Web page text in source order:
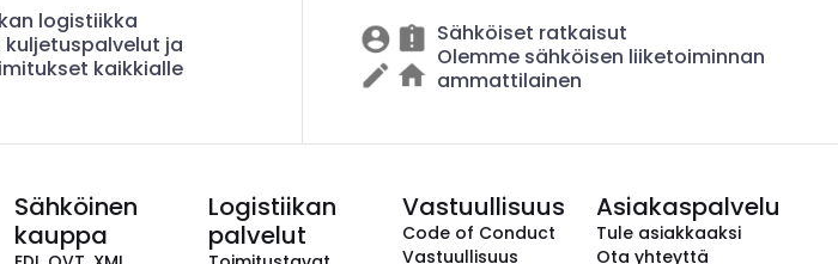
logistiikka
ja
kaikkialle
Sähköiset ratkaisut
Olemme sähköisen liiketoiminnan
ammattilainen
Sähköinen
kauppa
Logistiikan
palvelut
Vastuullisuus
Code of Conduct
Vastuullisuus
Asiakaspalvelu
Tule asiakkaaksi
Ota yhteyttä